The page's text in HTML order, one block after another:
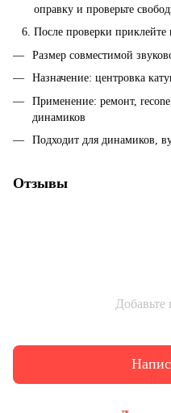
оправку и проверьте
После проверки
Размер совместимой
Назначение: центровка
Применение: ремонт,
динамиков
Подходит для динамиков,
Отзывы